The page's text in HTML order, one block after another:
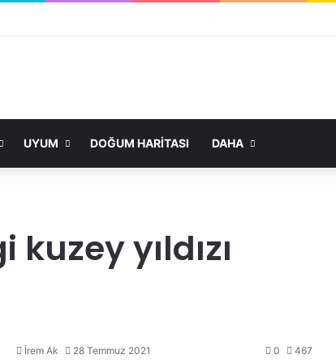
UYUM DOĞUM HARITASI DAHA
yıldızı
İrem Ak 28 Temmuz 2021 0 467